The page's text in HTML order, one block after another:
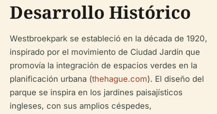
Desarrollo Histórico
Westbroekpark se estableció en la década de 1920,
inspirado por el movimiento de Ciudad Jardín que
promovía la integración de espacios verdes en la
planificación urbana (thehague.com). El diseño del
parque se inspira en los jardines paisajísticos
ingleses, con sus amplios céspedes,